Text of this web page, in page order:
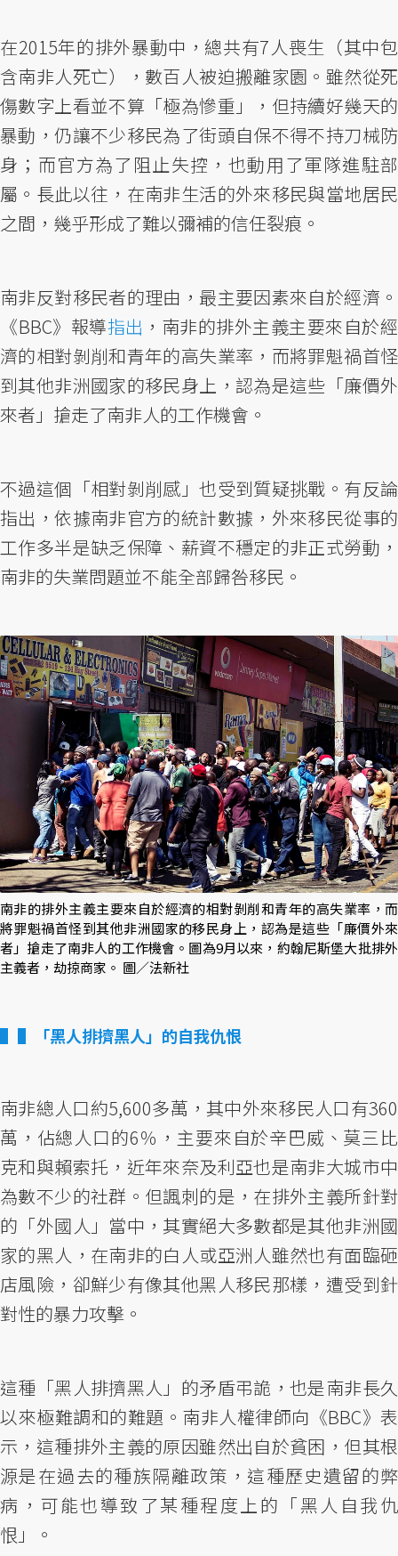
在2015年的排外暴動中，總共有7人喪生（其中包
含南非人死亡），數百人被迫搬離家園。雖然從死
傷數字上看並不算「極為慘重」，但持續好幾天的
暴動，仍讓不少移民為了街頭自保不得不持刀械防
身；而官方為了阻止失控，也動用了軍隊進駐部
屬。長此以往，在南非生活的外來移民與當地居民
之間，幾乎形成了難以彌補的信任裂痕。
南非反對移民者的理由，最主要因素來自於經濟。
《BBC》報導指出 ，南非的排外主義主要來自於經
濟的相對剝削和青年的高失業率，而將罪魁禍首怪
到其他非洲國家的移民身上，認為是這些「廉價外
來者」搶走了南非人的工作機會。
不過這個「相對剝削感」也受到質疑挑戰。有反論
指出，依據南非官方的統計數據，外來移民從事的
工作多半是缺乏保障、薪資不穩定的非正式勞動，
南非的失業問題並不能全部歸咎移民。
南非的排外主義主要來自於經濟的相對剝削和青年的高失業率，而
將罪魁禍首怪到其他非洲國家的移民身上，認為是這些「廉價外來
者」搶走了南非人的工作機會。圖為9月以來，約翰尼斯堡大批排外
主義者，劫掠商家。 圖／法新社
▌「黑人排擠黑人」的自我仇恨
南非總人口約5,600多萬，其中外來移民人口有360
萬，佔總人口的6％，主要來自於辛巴威、莫三比
克和與賴索托，近年來奈及利亞也是南非大城市中
為數不少的社群。但諷刺的是，在排外主義所針對
的「外國人」當中，其實絕大多數都是其他非洲國
家的黑人，在南非的白人或亞洲人雖然也有面臨砸
店風險，卻鮮少有像其他黑人移民那樣，遭受到針
對性的暴力攻擊。
這種「黑人排擠黑人」的矛盾弔詭，也是南非長久
以來極難調和的難題。南非人權律師向《BBC》表
示，這種排外主義的原因雖然出自於貧困，但其根
源是在過去的種族隔離政策，這種歷史遺留的弊
病，可能也導致了某種程度上的「黑人自我仇
恨」。